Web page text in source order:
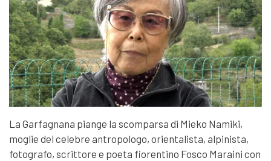
La Garfagnana piange la scomparsa di Mieko Namiki,
moglie del celebre antropologo, orientalista, alpinista,
fotografo, scrittore e poeta fiorentino Fosco Maraini con